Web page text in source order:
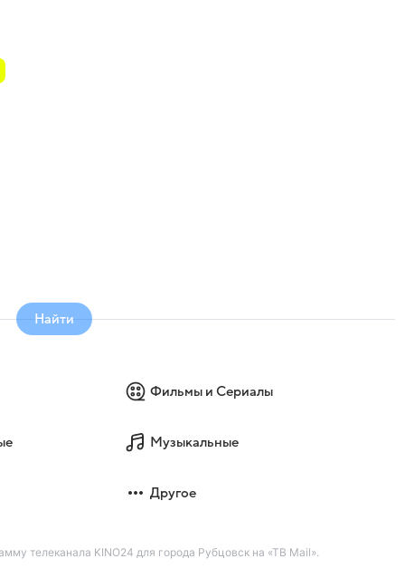
Найти
Фильмы и Сериалы
Музыкальные
Другое
телеканала KINO24 для города Рубцовск на «ТВ Mail».